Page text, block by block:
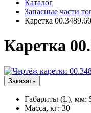
Каталог
Запасные части
Каретка
Каретка
Заказать
Габариты (L), мм:
Масса, кг: 30